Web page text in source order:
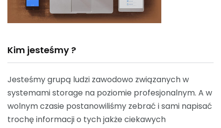
Kim jesteśmy ?
Jesteśmy grupą ludzi zawodowo związanych w
systemami storage na poziomie profesjonalnym. A w
wolnym czasie postanowiliśmy zebrać i sami napisać
trochę informacji o tych jakże ciekawych